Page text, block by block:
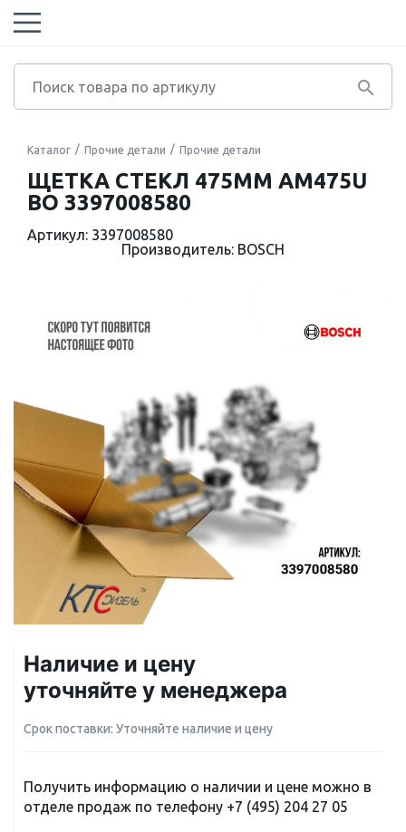
Каталог Прочие детали Прочие детали
ЩЕТКА СТЕКЛ 475ММ AM475U
BO 3397008580
Артикул: 3397008580
Производитель: BOSCH
Наличие и цену
уточняйте у менеджера
Срок поставки: Уточняйте наличие и цену
Получить информацию о наличии и цене можно в
отделе продаж по телефону +7 (495) 204 27 05